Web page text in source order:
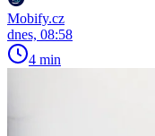
Mobify.cz
dnes, 08:58
4 min